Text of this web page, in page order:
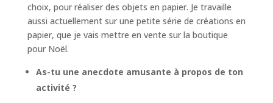
choix, pour réaliser des objets en papier. Je travaille
aussi actuellement sur une petite série de créations en
papier, que je vais mettre en vente sur la boutique
pour Noël.
As-tu une anecdote amusante à propos de ton
activité ?